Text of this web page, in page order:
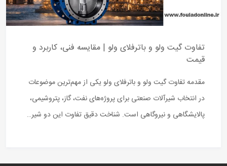
تفاوت گیت ولو و باترفلای ولو | مقایسه فنی، کاربرد و
قیمت
مقدمه تفاوت گیت ولو و باترفلای ولو یکی از مهم‌ترین موضوعات
در انتخاب شیرآلات صنعتی برای پروژه‌های نفت، گاز، پتروشیمی،
پالایشگاهی و نیروگاهی است. شناخت دقیق تفاوت این دو شیر…